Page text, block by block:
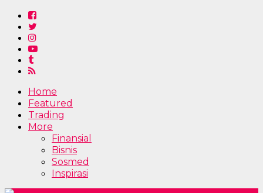
Home
Featured
Trading
More
Finansial
Bisnis
Sosmed
Inspirasi